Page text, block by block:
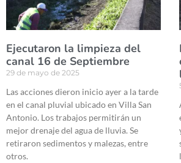
Ejecutaron la limpieza del
canal 16 de Septiembre
29 de mayo de 2025
Las acciones dieron inicio ayer a la tarde
en el canal pluvial ubicado en Villa San
Antonio. Los trabajos permitirán un
mejor drenaje del agua de lluvia. Se
retiraron sedimentos y malezas, entre
otros.